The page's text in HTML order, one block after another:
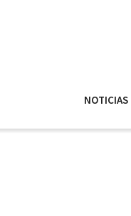
NOTICIAS